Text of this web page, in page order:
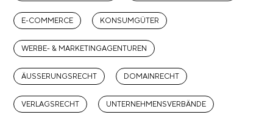
E-COMMERCE KONSUMGÜTER
WERBE- & MARKETINGAGENTUREN
ÄUSSERUNGSRECHT DOMAINRECHT
VERLAGSRECHT UNTERNEHMENSVERBÄNDE